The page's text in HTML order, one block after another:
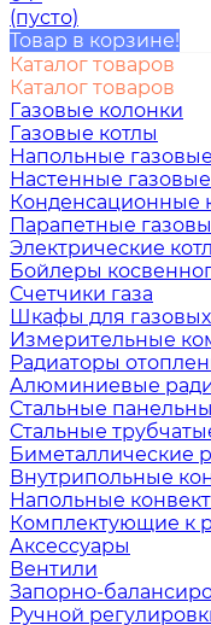
(пусто)
Товар в корзине!
Каталог товаров
Каталог товаров
Газовые колонки
Газовые котлы
Напольные
Настенные
Конденсационные
Парапетные
Электрические
Бойлеры
Счетчики газа
Шкафы для газовых
Измерительные
Радиаторы
Алюминиевые
Стальные
Стальные
Биметаллические
Внутрипольные
Напольные
Комплектующие к
Аксессуары
Вентили
Запорно-
Ручной